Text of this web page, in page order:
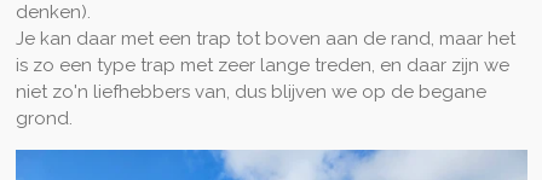
denken).
Je kan daar met een trap tot boven aan de rand, maar het
is zo een type trap met zeer lange treden, en daar zijn we
niet zo'n liefhebbers van, dus blijven we op de begane
grond.